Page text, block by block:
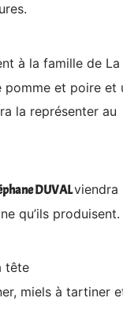
à la famille de La
pomme et poire et
la représenter au
DUVALviendra
qu’ils produisent.
tête
miels à tartiner